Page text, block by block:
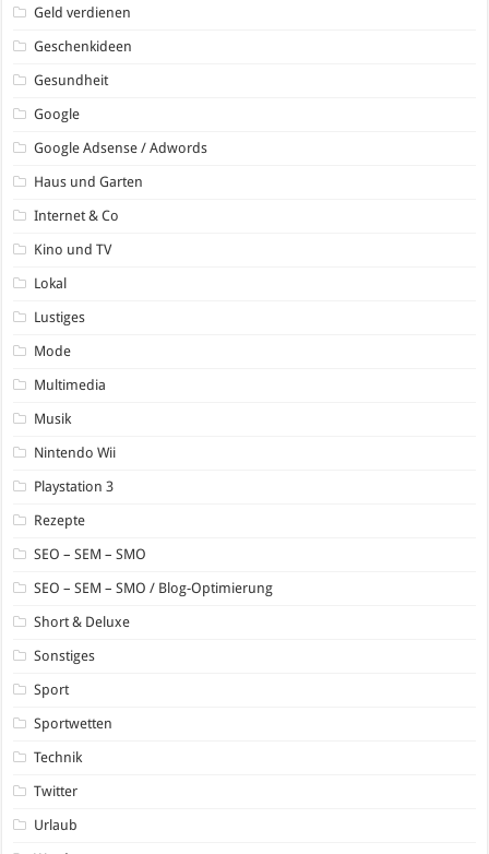
Geld verdienen
Geschenkideen
Gesundheit
Google
Google Adsense / Adwords
Haus und Garten
Internet & Co
Kino und TV
Lokal
Lustiges
Mode
Multimedia
Musik
Nintendo Wii
Playstation 3
Rezepte
SEO – SEM – SMO
SEO – SEM – SMO / Blog-Optimierung
Short & Deluxe
Sonstiges
Sport
Sportwetten
Technik
Twitter
Urlaub